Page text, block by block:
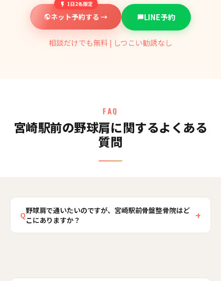
1日2名限定
ネット予約する → LINE予約
相談だけでも無料 | しつこい勧誘なし
FAQ
宮崎駅前の野球肩に関するよくある
質問
Q野球肩で通いたいのですが、宮崎駅前骨盤整骨院はど
こにありますか？
+
分と近く、電車・バス通勤の方はお仕事帰りに、